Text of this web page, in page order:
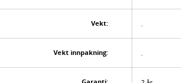
Vekt: .
Vekt innpakning: .